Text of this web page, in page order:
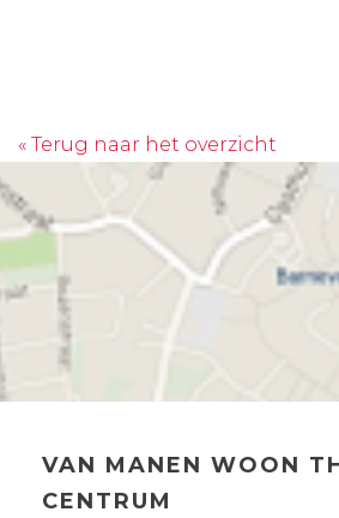
« Terug naar het overzicht
VAN MANEN WOON
CENTRUM